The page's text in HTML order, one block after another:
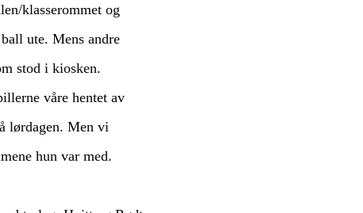
klasserommet og
ute. Mens andre
stod i kiosken.
våre hentet av
lørdagen. Men vi
hun var med.